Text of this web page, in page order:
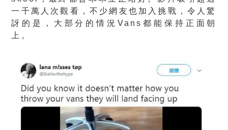
一千萬人次觀看，不少網友也加入挑戰，令人驚
訝的是，大部分的情況Vans都能保持正面朝
上。